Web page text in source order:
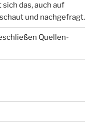
das, auch auf
und nachgefragt.
Quellen-